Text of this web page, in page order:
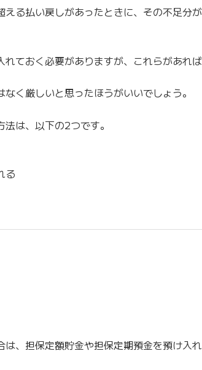
える払い戻しがあったときに、その不足分
ておく必要がありますが、これらがあれ
く厳しいと思ったほうがいいでしょう。
は、以下の2つです。
る
、担保定額貯金や担保定期預金を預け入